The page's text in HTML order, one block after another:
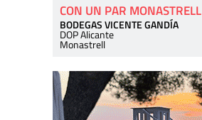
CON UN PAR MONASTRELL
BODEGAS VICENTE GANDÍA
DOP Alicante
Monastrell